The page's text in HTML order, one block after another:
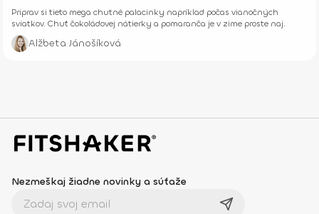
Priprav si tieto mega chutné palacinky napríklad počas vianočných
sviatkov. Chuť čokoládovej nátierky a pomaranča je v zime proste naj.
Alžbeta Jánošíková
Nezmeškaj žiadne novinky a súťaže